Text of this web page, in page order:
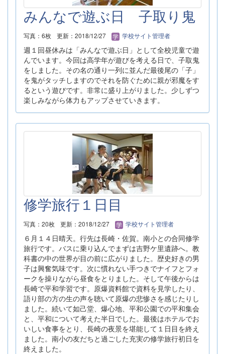
みんなで遊ぶ日 子取り鬼
写真：6枚 更新：2018/12/27 学校サイト管理者
週１回昼休みは「みんなで遊ぶ日」として全校児童で遊
んでいます。今回は高学年が遊びを考える日で、子取鬼
をしました。その名の通り一列に並んだ最後尾の「子」
を鬼がタッチしますのでそれを防ぐために親が邪魔をす
るという遊びです。非常に盛り上がりました。少しずつ
楽しみながら体力もアップさせていきます。
修学旅行１日目
写真：20枚 更新：2018/12/27 学校サイト管理者
６月１４日晴天。行先は長崎・佐賀。南小との合同修学
旅行です。バスに乗り込んでまずは吉野ケ里遺跡へ。教
科書の中の世界が目の前に広がりました。歴史好きの男
子は興奮気味です。次に慣れない手つきでナイフとフォ
ークを操りながら昼食をとりました。そして午後からは
長崎で平和学習です。原爆資料館で資料を見学したり、
語り部の方の生の声を聴いて原爆の悲惨さを感じたりし
ました。続いて如己堂、爆心地、平和公園での平和集会
と、平和について考えた半日でした。最後はホテルでお
いしい食事をとり、長崎の夜景を堪能して１日目を終え
ました。南小の友だちと過ごした充実の修学旅行初日を
終えました。